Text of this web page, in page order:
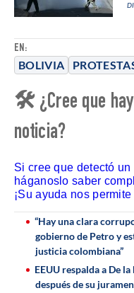
EN:
BOLIVIA
🛠 ¿Cree que
noticia?
Si cree que detectó
háganoslo saber
¡Su ayuda nos
“Hay una clara
gobierno de Petro y
justicia colombiana”
EEUU respalda a De
después de su